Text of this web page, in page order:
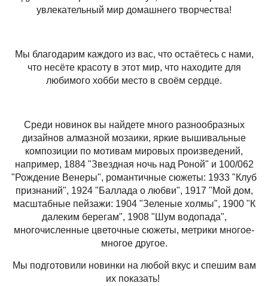
увлекательный мир домашнего творчества!
Мы благодарим каждого из вас, что остаётесь с нами,
что несёте красоту в этот мир, что находите для
любимого хобби место в своём сердце.
Среди новинок вы найдете много разнообразных
дизайнов алмазной мозаики, яркие вышивальные
композиции по мотивам мировых произведений,
например, 1884 "Звездная ночь над Роной" и 100/062
"Рождение Венеры", романтичные сюжеты: 1933 "Клуб
признаний", 1924 "Баллада о любви", 1917 "Мой дом,
масштабные пейзажи: 1904 "Зеленые холмы", 1900 "К
далеким берегам", 1908 "Шум водопада",
многочисленные цветочные сюжеты, метрики многое-
многое другое.
Мы подготовили новинки на любой вкус и спешим вам
их показать!